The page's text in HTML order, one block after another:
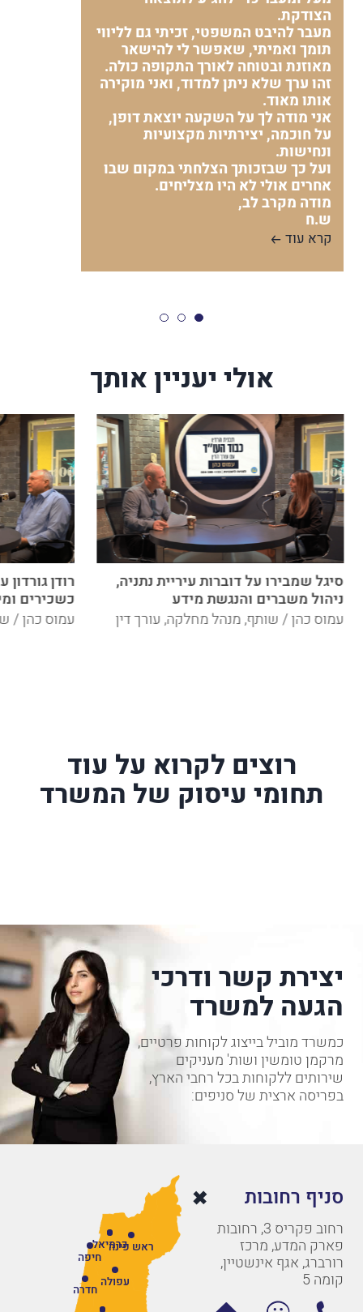
הצודקת.
מעבר להיבט המשפטי, זכיתי גם לליווי
תומך ואמיתי, שאפשר לי להישאר
מאוזנת ובטוחה לאורך התקופה כולה.
זהו ערך שלא ניתן למדוד, ואני מוקירה
אותו מאוד.
אני מודה לך על השקעה יוצאת דופן,
על חוכמה, יצירתיות מקצועיות
ונחישות.
ועל כך שבזכותך הצלחתי במקום שבו
אחרים אולי לא היו מצליחים.
מודה מקרב לב,
ש.ח
קרא עוד
אולי יעניין אותך
סיגל שמבירו על דוברות עיריית נתניה,
ניהול משברים והנגשת מידע
עמוס כהן / שותף, מנהל מחלקה, עורך דין
רודן
כשכירים
עמוס כהן /
רוצים לקרוא על עוד
תחומי עיסוק של המשרד
יצירת קשר ודרכי
הגעה למשרד
כמשרד מוביל בייצוג לקוחות פרטיים,
מרקמן טומשין ושות' מעניקים
שירותים ללקוחות בכל רחבי הארץ,
בפריסה ארצית של סניפים:
סניף רחובות
רחוב פקריס 3, רחובות
פארק המדע, מרכז
רורברג, אגף אינשטיין,
קומה 5
חיפה
חדרה
עפולה
ראש פינהכרמיאל